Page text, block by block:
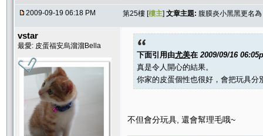
2009-09-19 06:18 PM 第25樓 [樓主] 文章主題: 腹膜炎小黑黑更名
vstar
最愛: 皮蛋福安烏溜溜Bella
下面引用由尤美在 2009/09/16
真是令人開心的結果。
你家的皮蛋個性也很好，會把玩具分
不但會分玩具, 還會幫理毛哦~